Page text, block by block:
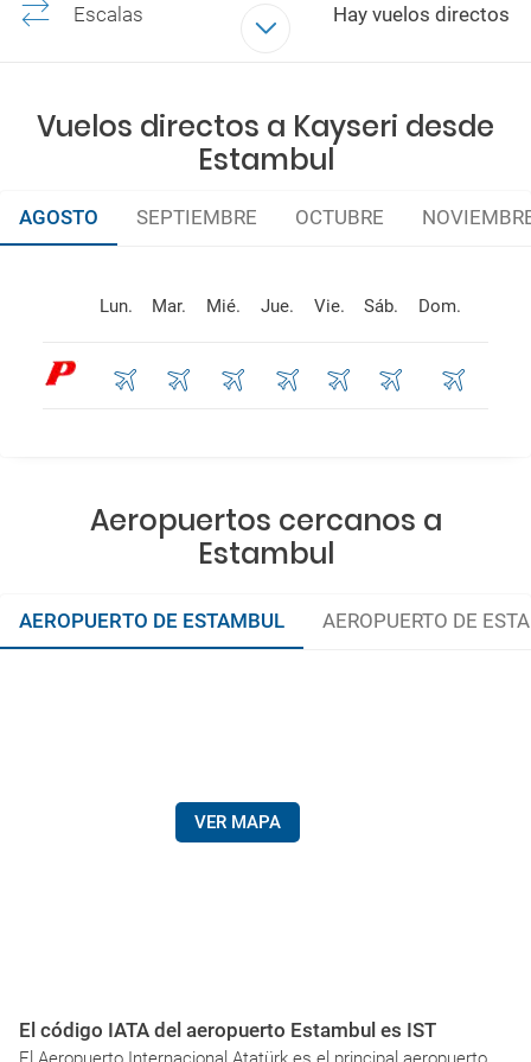
Escalas Hay vuelos directos
Vuelos directos a Kayseri desde
Estambul
AGOSTO SEPTIEMBRE OCTUBRE
Lun. Mar. Mié. Jue. Vie. Sáb. Dom.
Aeropuertos cercanos a
Estambul
AEROPUERTO DE ESTAMBUL AEROPUERTO DE
VER MAPA
El código IATA del aeropuerto Estambul es IST